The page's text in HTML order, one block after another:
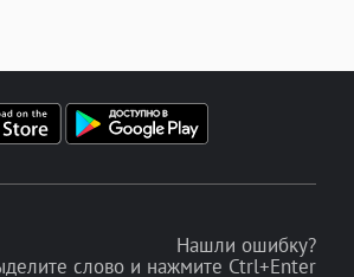
Нашли ошибку?
слово и нажмите Ctrl+Enter